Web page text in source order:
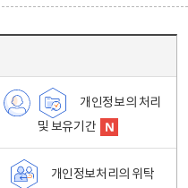
개인정보의 처리
및 보유기간
개인정보처리의 위탁